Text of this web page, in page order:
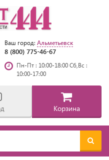
Ваш город: Альметьевск
8 (800) 775-46-67
Пн-Пт : 10:00-18:00 Сб,Вс :
10:00-17:00
Корзина